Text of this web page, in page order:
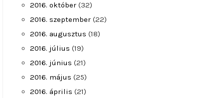
2016. október (32)
2016. szeptember (22)
2016. augusztus (18)
2016. július (19)
2016. június (21)
2016. május (25)
2016. április (21)